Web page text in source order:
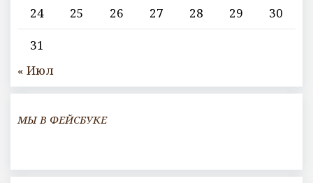
24
25 26 27 28 29
30
31
« Июл
МЫ В ФЕЙСБУКЕ